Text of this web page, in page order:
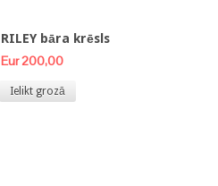
RILEY bāra krēsls
Eur 200,00
Ielikt grozā